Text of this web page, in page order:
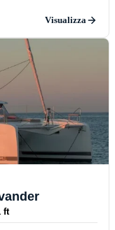
Visualizza
ft